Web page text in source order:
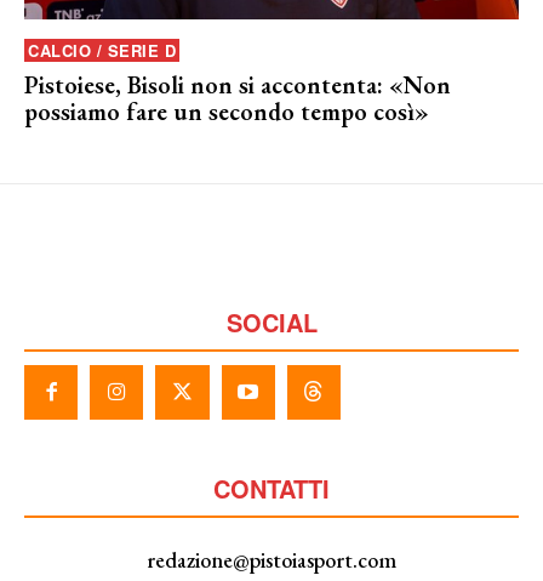
CALCIO / SERIE D
Pistoiese, Bisoli non si accontenta: «Non
possiamo fare un secondo tempo così»
SOCIAL
CONTATTI
redazione@pistoiasport.com